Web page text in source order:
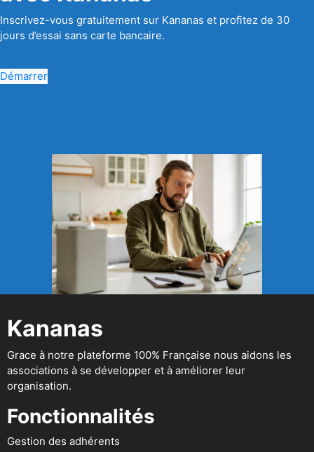
Inscrivez-vous gratuitement sur Kananas et profitez de 30
jours d’essai sans carte bancaire.
Démarrer
Kananas
Grace à notre plateforme 100% Française nous aidons les
associations à se développer et à améliorer leur
organisation.
Fonctionnalités
Gestion des adhérents